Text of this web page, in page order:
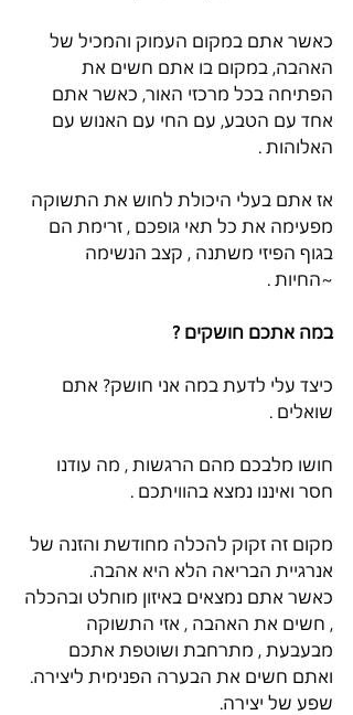
כאשר אתם במקום העמוק והמכיל של
האהבה, במקום בו אתם חשים את
הפתיחה בכל מרכזי האור, כאשר אתם
אחד עם הטבע, עם החי עם האנוש עם
האלוהות .
אז אתם בעלי היכולת לחוש את התשוקה
מפעימה את כל תאי גופכם , זרימת הם
בגוף הפיזי משתנה , קצב הנשימה
~החיות .
במה אתכם חושקים ?
כיצד עלי לדעת במה אני חושק? אתם
שואלים .
חושו מלבכם מהם הרגשות , מה עודנו
חסר ואיננו נמצא בהוויתכם .
מקום זה זקוק להכלה מחודשת והזנה של
אנרגיית הבריאה הלא היא אהבה.
כאשר אתם נמצאים באיזון מוחלט ובהכלה
, חשים את האהבה , אזי התשוקה
מבעבעת , מתרחבת ושוטפת אתכם
ואתם חשים את הבערה הפנימית ליצירה.
שפע של יצירה.